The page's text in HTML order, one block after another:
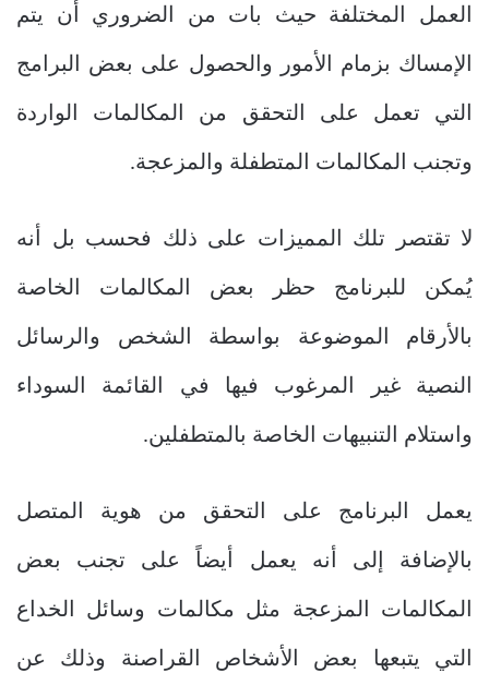
العمل المختلفة حيث بات من الضروري أن يتم
الإمساك بزمام الأمور والحصول على بعض البرامج
التي تعمل على التحقق من المكالمات الواردة
وتجنب المكالمات المتطفلة والمزعجة.
لا تقتصر تلك المميزات على ذلك فحسب بل أنه
يُمكن للبرنامج حظر بعض المكالمات الخاصة
بالأرقام الموضوعة بواسطة الشخص والرسائل
النصية غير المرغوب فيها في القائمة السوداء
واستلام التنبيهات الخاصة بالمتطفلين.
يعمل البرنامج على التحقق من هوية المتصل
بالإضافة إلى أنه يعمل أيضاً على تجنب بعض
المكالمات المزعجة مثل مكالمات وسائل الخداع
التي يتبعها بعض الأشخاص القراصنة وذلك عن